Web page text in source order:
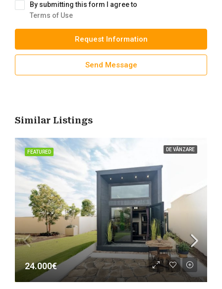
By submitting this form I agree to
Terms of Use
Request Information
Send Message
Similar Listings
FEATURED DE VÂNZARE
24.000€